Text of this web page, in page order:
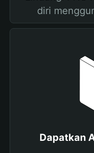
diri
Dapatkan